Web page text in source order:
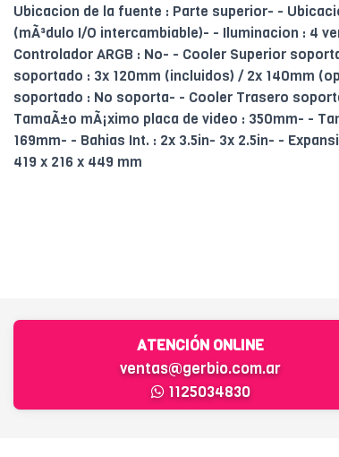
Ubicacion de la fuente : Parte superior- -
(mÃ³dulo I/O intercambiable)- - Iluminacion : 4
Controlador ARGB : No- - Cooler Superior
soportado : 3x 120mm (incluidos) / 2x 140mm
soportado : No soporta- - Cooler Trasero
TamaÃ±o mÃ¡ximo placa de video : 350mm- -
169mm- - Bahias Int. : 2x 3.5in- 3x 2.5in- -
419 x 216 x 449 mm
ATENCIÓN ONLINE
ventas@gerbio.com.ar
1125034830